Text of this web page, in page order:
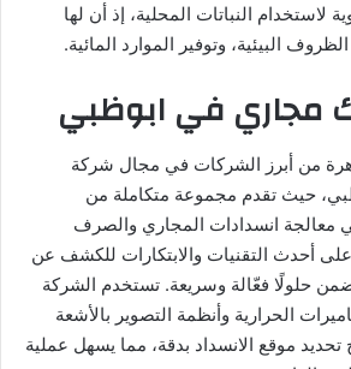
لاستخدام النباتات المحلية، إذ أن لها
البيئية، وتوفير الموارد المائية.
مجاري في ابوظبي
من أبرز الشركات في مجال شركة
حيث تقدم مجموعة متكاملة من
انسدادات المجاري والصرف
أحدث التقنيات والابتكارات للكشف عن
حلولًا فعّالة وسريعة. تستخدم الشركة
الحرارية وأنظمة التصوير بالأشعة
تحديد موقع الانسداد بدقة، مما يسهل عملية